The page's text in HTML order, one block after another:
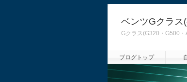
ベンツGクラス
Gクラス(G320・G500
ブログトップ